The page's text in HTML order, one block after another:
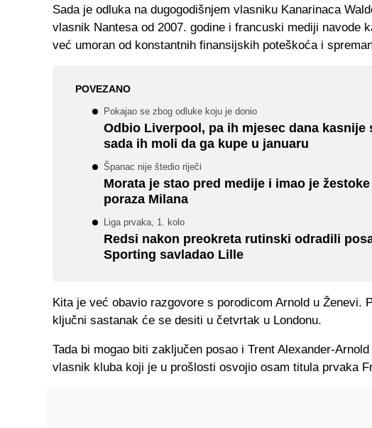
Sada je odluka na dugogodišnjem vlasniku Kanarinaca
vlasnik Nantesa od 2007. godine i francuski mediji navode
već umoran od konstantnih finansijskih poteškoća i
POVEZANO
Pokajao se zbog odluke koju je donio
Odbio Liverpool, pa ih mjesec dana kasnije
sada ih moli da ga kupe u januaru
Španac nije štedio riječi
Morata je stao pred medije i imao je
poraza Milana
Liga prvaka, 1. kolo
Redsi nakon preokreta rutinski odradili
Sporting savladao Lille
Kita je već obavio razgovore s porodicom Arnold u Ženevi.
ključni sastanak će se desiti u četvrtak u Londonu.
Tada bi mogao biti zaključen posao i Trent Alexander-
vlasnik kluba koji je u prošlosti osvojio osam titula prvaka